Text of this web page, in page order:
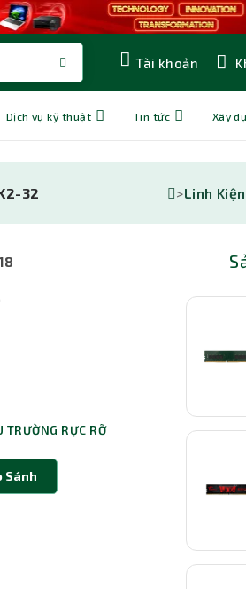
Tài khoản
Dịch vụ kỹ thuật Tin tức Xây
32 >Linh
TRƯỜNG RỰC RỠ
Sánh